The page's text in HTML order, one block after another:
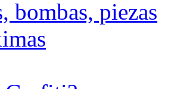
bombas, piezas